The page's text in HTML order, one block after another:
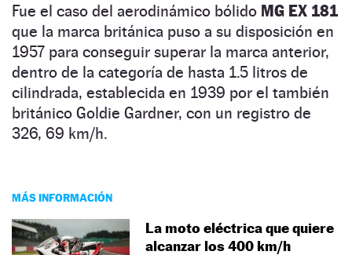
Fue el caso del aerodinámico bólido MG EX 181
que la marca británica puso a su disposición en
1957 para conseguir superar la marca anterior,
dentro de la categoría de hasta 1.5 litros de
cilindrada, establecida en 1939 por el también
británico Goldie Gardner, con un registro de
326, 69 km/h.
MÁS INFORMACIÓN
La moto eléctrica que quiere
alcanzar los 400 km/h